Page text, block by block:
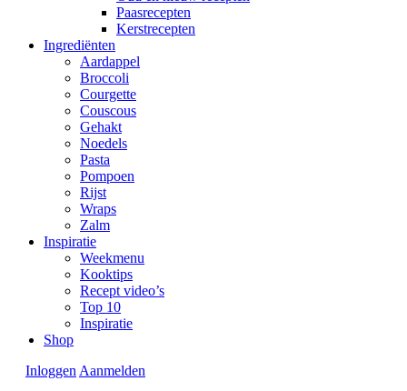
Paasrecepten
Kerstrecepten
Ingrediënten
Aardappel
Broccoli
Courgette
Couscous
Gehakt
Noedels
Pasta
Pompoen
Rijst
Wraps
Zalm
Inspiratie
Weekmenu
Kooktips
Recept video’s
Top 10
Inspiratie
Shop
Inloggen Aanmelden